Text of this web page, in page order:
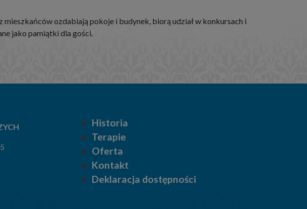
mieszkańców ozdabiają pokoje i budynek, biorą udział w konkursach i
jako pamiątki dla gości.
Historia
Terapie
Oferta
Kontakt
Deklaracja dostępności